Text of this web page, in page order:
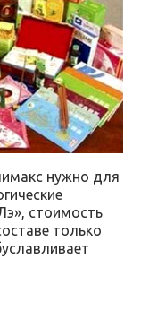
нужно для
стоимость
только